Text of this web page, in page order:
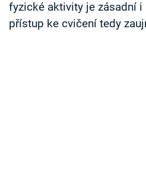
Sledujte nás
fyzické aktivity je zásadní i
přístup ke cvičení tedy